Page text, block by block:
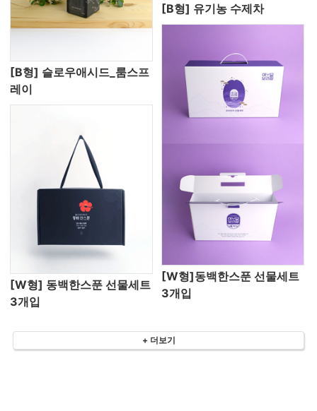
[B형] 슬로우애시드_룸스프
레이
[B형] 유기농 수제차
[W형] 동백한스푼 선물세트
3개입
[W형]동백한스푼 선물세트
3개입
+ 더보기